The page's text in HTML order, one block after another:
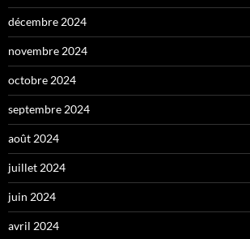
décembre 2024
novembre 2024
octobre 2024
septembre 2024
août 2024
juillet 2024
juin 2024
avril 2024